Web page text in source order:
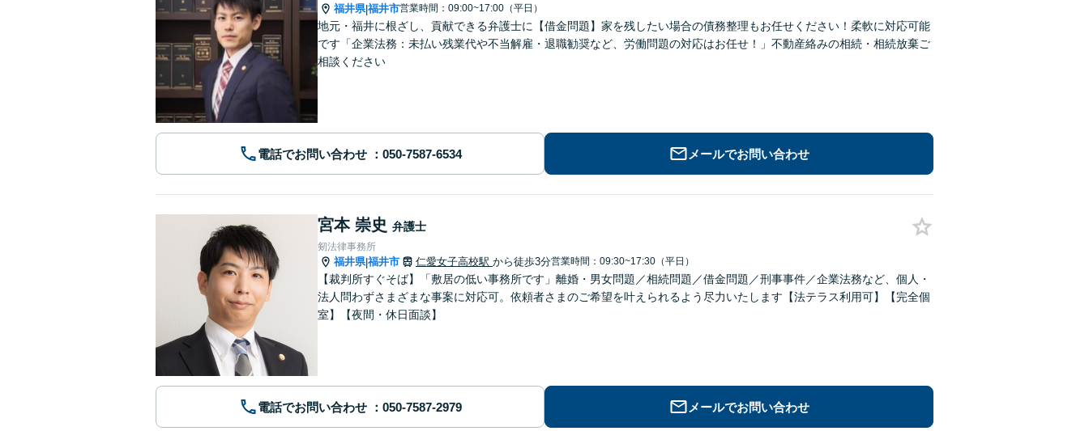
福井県|福井市営業時間：09:00~17:00（平日）
地元・福井に根ざし、貢献できる弁護士に【借金問題】家を残したい場合の債務整理もお任せください！柔軟に対応可能
です「企業法務：未払い残業代や不当解雇・退職勧奨など、労働問題の対応はお任せ！」不動産絡みの相続・相続放棄ご
相談ください
電話でお問い合わせ メールでお問い合わせ
宮本 崇史 弁護士
剱法律事務所
福井県|福井市 仁愛女子高校駅 から徒歩3分営業時間：09:30~17:30（平日）
【裁判所すぐそば】「敷居の低い事務所です」離婚・男女問題／相続問題／借金問題／刑事事件／企業法務など、個人・
法人問わずさまざまな事案に対応可。依頼者さまのご希望を叶えられるよう尽力いたします【法テラス利用可】【完全個
室】【夜間・休日面談】
電話でお問い合わせ メールでお問い合わせ